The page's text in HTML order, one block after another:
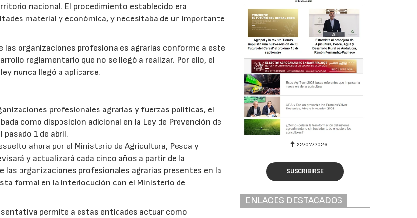
nacional. El procedimiento establecido era
material y económica, y necesitaba de un importante
las organizaciones profesionales agrarias conforme a este
reglamentario que no se llegó a realizar. Por ello, el
nunca llegó a aplicarse.
profesionales agrarias y fuerzas políticas, el
como disposición adicional en la Ley de Prevención de
1 de abril.
ahora por el Ministerio de Agricultura, Pesca y
y actualizará cada cinco años a partir de la
las organizaciones profesionales agrarias presentes en la
formal en la interlocución con el Ministerio de
permite a estas entidades actuar como
22/07/2026 29/07/2026 22/07/2026
SUSCRIBIRSE
ENLACES DESTACADOS